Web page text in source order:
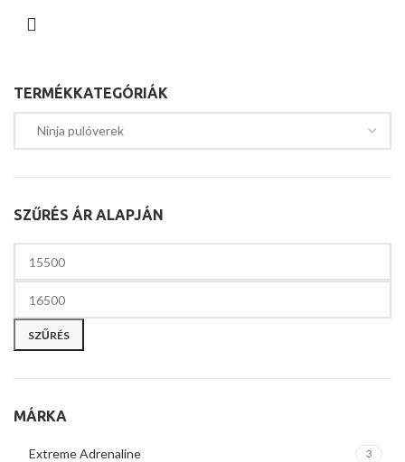
TERMÉKKATEGÓRIÁK
SZŰRÉS ÁR ALAPJÁN
SZŰRÉS
MÁRKA
Extreme Adrenaline 3